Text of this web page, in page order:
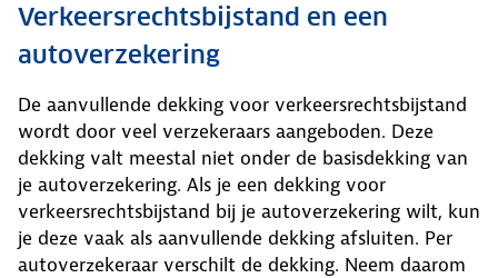
Verkeersrechtsbijstand en een
autoverzekering
De aanvullende dekking voor verkeersrechtsbijstand
wordt door veel verzekeraars aangeboden. Deze
dekking valt meestal niet onder de basisdekking van
je autoverzekering. Als je een dekking voor
verkeersrechtsbijstand bij je autoverzekering wilt, kun
je deze vaak als aanvullende dekking afsluiten. Per
autoverzekeraar verschilt de dekking. Neem daarom